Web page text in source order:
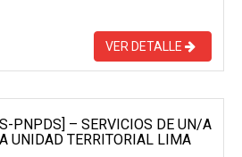
VER DETALLE
PNPDS] – SERVICIOS DE UN/A
UNIDAD TERRITORIAL LIMA